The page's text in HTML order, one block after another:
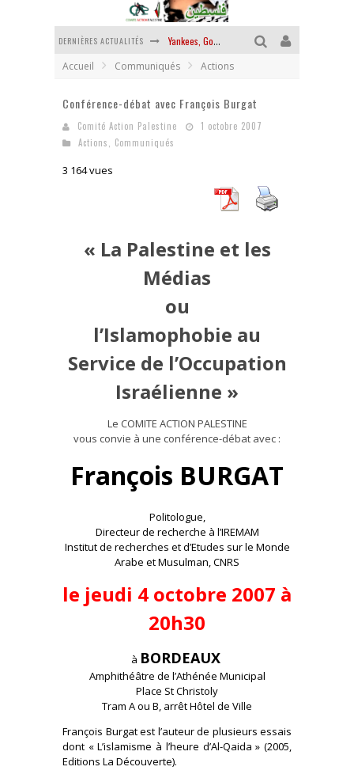
DERNIÈRES ACTUALITÉS Yankees, Go home !
Chantage terroriste
La révolution ou rien
Des accords de paix sans le peuple et contre le peuple
La banalité du mal colonial
Accueil Communiqués Actions
Conférence-débat avec François Burgat
Comité Action Palestine
1 octobre 2007
Actions
Communiqués
3 164 vues
« La Palestine et les
Médias
ou
l’Islamophobie au
Service de l’Occupation
Israélienne »
Le COMITE ACTION PALESTINE
vous convie à une conférence-débat avec :
François BURGAT
Politologue,
Directeur de recherche à l’IREMAM
Institut de recherches et d’Etudes sur le Monde
Arabe et Musulman, CNRS
le jeudi 4 octobre 2007 à
20h30
à BORDEAUX
Amphithéâtre de l’Athénée Municipal
Place St Christoly
Tram A ou B, arrêt Hôtel de Ville
François Burgat est l’auteur de plusieurs essais
dont « L’islamisme à l’heure d’Al-Qaida » (2005,
Editions La Découverte).